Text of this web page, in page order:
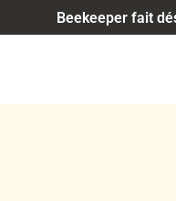
Beekeeper fait